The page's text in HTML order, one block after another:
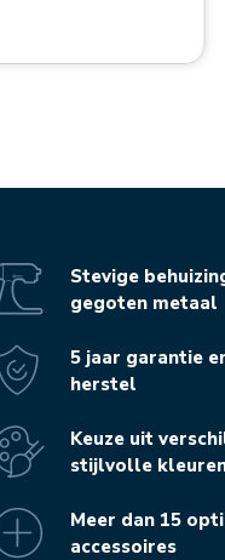
Stevige
gegoten metaal
5 jaar garantie
herstel
Keuze uit
stijlvolle
Meer dan 15
accessoires